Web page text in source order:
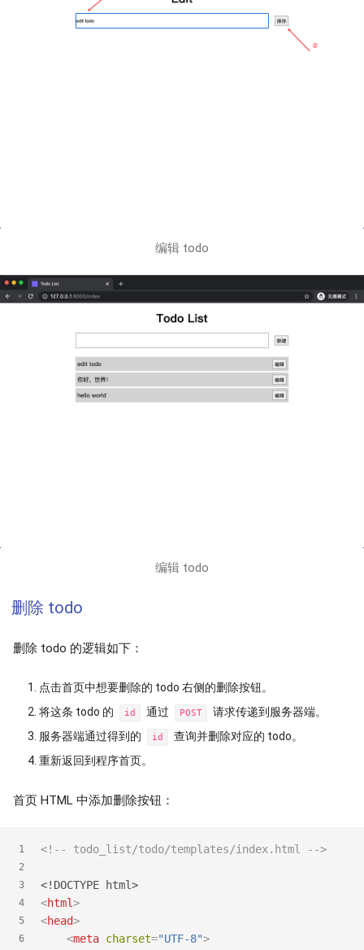
编辑 todo
编辑 todo
删除 todo
删除 todo 的逻辑如下：
点击首页中想要删除的 todo 右侧的删除按钮。
将这条 todo 的
id 通过 POST
请求传递到服务器端。
服务器端通过得到的
id
查询并删除对应的 todo。
重新返回到程序首页。
首页 HTML 中添加删除按钮：
1
2
3
4
5
6
<!-- todo_list/todo/templates/index.html -->
<!DOCTYPE html>
<html>
<head>
<meta charset="UTF-8">